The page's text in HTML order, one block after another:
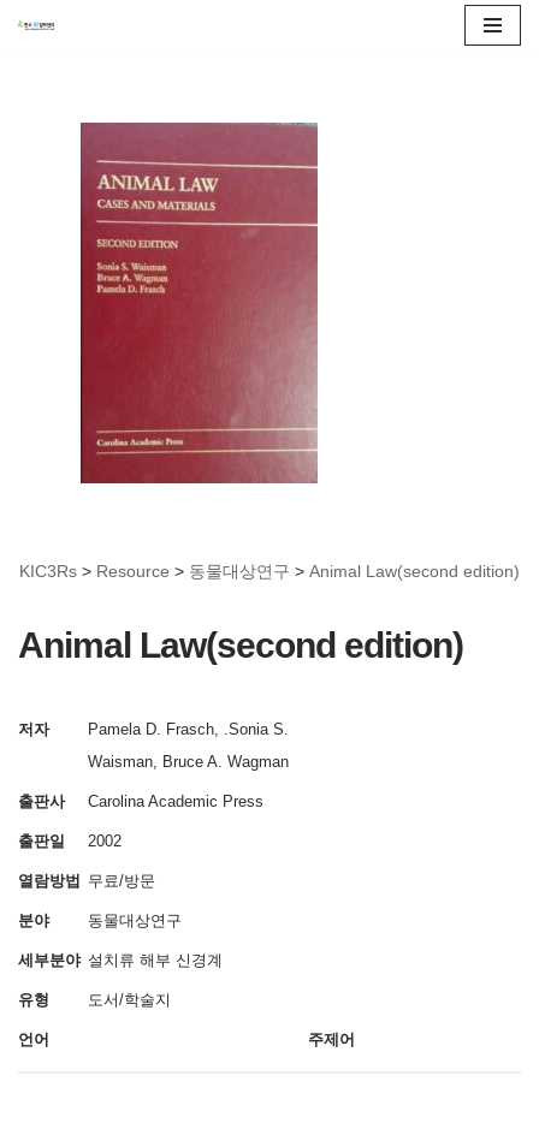
KIC3Rs > Resource > 동물대상연구 > Animal Law(second edition)
Animal Law(second edition)
저자
Pamela D. Frasch, .Sonia S.
Waisman, Bruce A. Wagman
출판사 Carolina Academic Press
출판일 2002
열람방법 무료/방문
분야 동물대상연구
세부분야 설치류 해부 신경계
유형 도서/학술지
언어 주제어